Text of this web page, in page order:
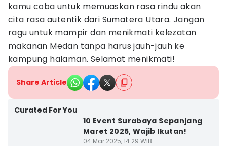
kamu coba untuk memuaskan rasa rindu akan
cita rasa autentik dari Sumatera Utara. Jangan
ragu untuk mampir dan menikmati kelezatan
makanan Medan tanpa harus jauh-jauh ke
kampung halaman. Selamat menikmati!
Share Article
Curated For You
10 Event Surabaya Sepanjang
Maret 2025, Wajib Ikutan!
04 Mar 2025, 14:29 WIB